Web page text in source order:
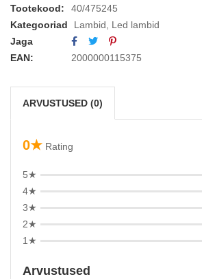
Tootekood:
40/475245
Kategooriad
Lambid
Led lambid
Jaga
EAN:
2000000115375
ARVUSTUSED (0)
0★ Rating
5★
4★
3★
2★
1★
Arvustused